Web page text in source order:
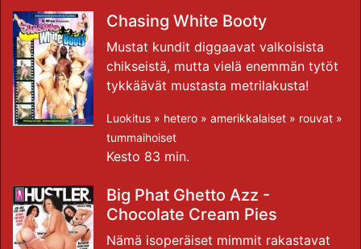
Chasing White Booty
Mustat kundit diggaavat valkoisista
chikseistä, mutta vielä enemmän tytöt
tykkäävät mustasta metrilakusta!
Luokitus » hetero » amerikkalaiset » rouvat »
tummaihoiset
Kesto 83 min.
Big Phat Ghetto Azz -
Chocolate Cream Pies
Nämä isoperäiset mimmit rakastavat